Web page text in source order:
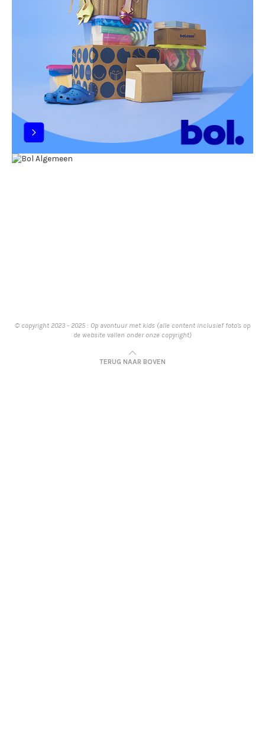
© copyright 2023 - 2025 : Op avontuur met kids (alle content inclusief foto's op
de website vallen onder onze copyright)
TERUG NAAR BOVEN